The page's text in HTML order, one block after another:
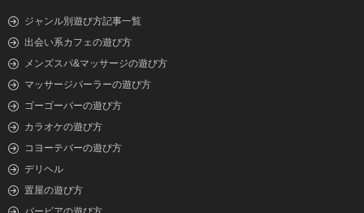
ジャンル別遊び方記事一覧
出会い系カフェの遊び方
メンズスパ&マッサージの遊び方
マッサージパーラーの遊び方
ゴーゴーバーの遊び方
カラオケの遊び方
コヨーテバーの遊び方
デリヘル
置屋の遊び方